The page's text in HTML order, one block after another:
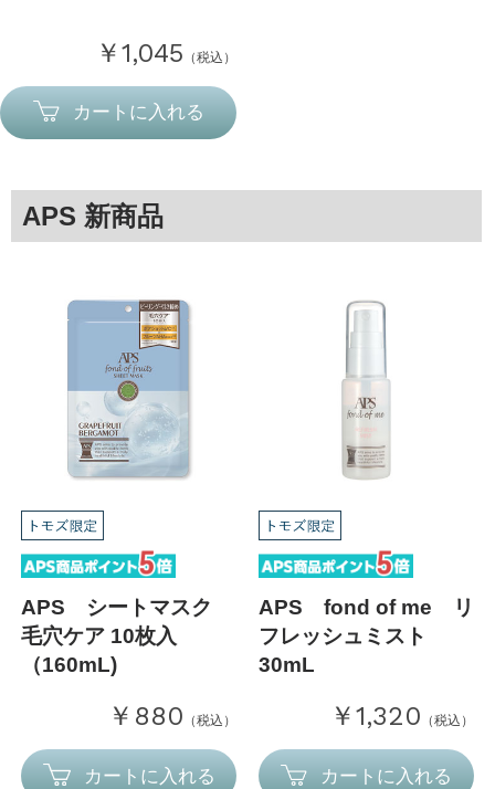
￥1,045 （税込）
カートに入れる
APS 新商品
APS シートマスク
毛穴ケア 10枚入
（160mL)
￥880 （税込）
カートに入れる
APS fond of me リ
フレッシュミスト
30mL
￥1,320 （税込）
カートに入れる